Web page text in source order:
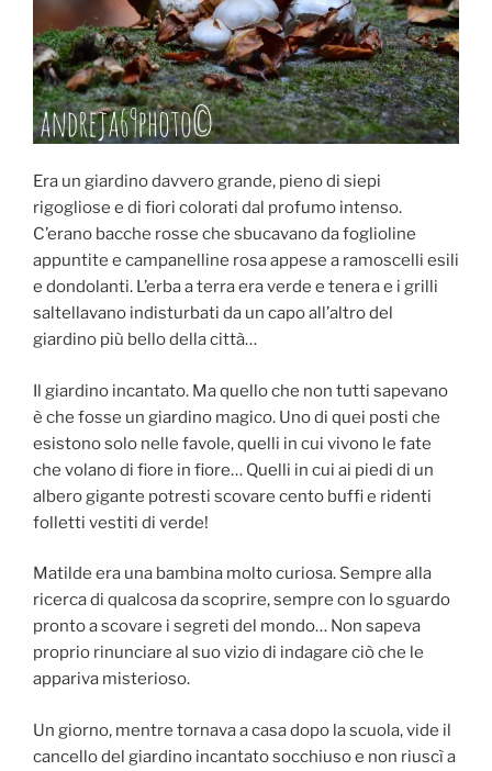
Era un giardino davvero grande, pieno di siepi
rigogliose e di fiori colorati dal profumo intenso.
C’erano bacche rosse che sbucavano da foglioline
appuntite e campanelline rosa appese a ramoscelli esili
e dondolanti. L’erba a terra era verde e tenera e i grilli
saltellavano indisturbati da un capo all’altro del
giardino più bello della città…
Il giardino incantato. Ma quello che non tutti sapevano
è che fosse un giardino magico. Uno di quei posti che
esistono solo nelle favole, quelli in cui vivono le fate
che volano di fiore in fiore… Quelli in cui ai piedi di un
albero gigante potresti scovare cento buffi e ridenti
folletti vestiti di verde!
Matilde era una bambina molto curiosa. Sempre alla
ricerca di qualcosa da scoprire, sempre con lo sguardo
pronto a scovare i segreti del mondo… Non sapeva
proprio rinunciare al suo vizio di indagare ciò che le
appariva misterioso.
Un giorno, mentre tornava a casa dopo la scuola, vide il
cancello del giardino incantato socchiuso e non riuscì a